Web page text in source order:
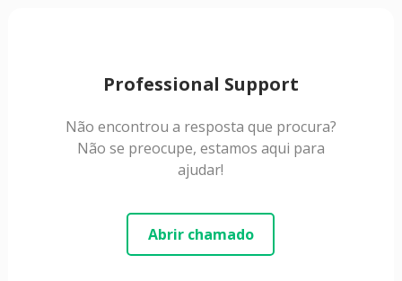
Professional Support
Não encontrou a resposta que procura?
Não se preocupe, estamos aqui para
ajudar!
Abrir chamado